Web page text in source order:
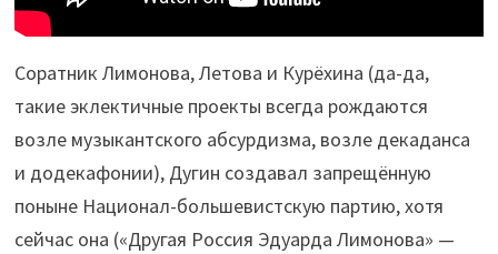
Соратник Лимонова, Летова и Курёхина (да-да,
такие эклектичные проекты всегда рождаются
возле музыкантского абсурдизма, возле декаданса
и додекафонии), Дугин создавал запрещённую
поныне Национал-большевистскую партию, хотя
сейчас она («Другая Россия Эдуарда Лимонова» —